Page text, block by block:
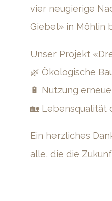
vier neugierige
Giebel» in Möhlin
Unser Projekt
🌿 Ökologische
🔋 Nutzung
🏡 Lebensqualität
Ein herzliches
alle, die die